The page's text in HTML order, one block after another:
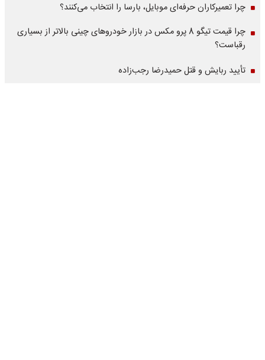
چرا تعمیرکاران حرفه‌ای موبایل، بارسا را انتخاب می‌کنند؟
چرا قیمت تیگو 8 پرو مکس در بازار خودروهای چینی بالاتر از بسیاری
رقباست؟
تأیید ربایش و قتل حمیدرضا رجب‌زاده